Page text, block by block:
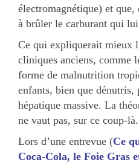
électromagnétique) et
à brûler le carburant qui
Ce qui expliquerait mieux
cliniques anciens, comme
forme de malnutrition
enfants, bien que dénutris,
hépatique massive. La
ne vaut pas, sur ce coup-là.
Lors d’une entrevue (Ce
Coca-Cola, le Foie Gras